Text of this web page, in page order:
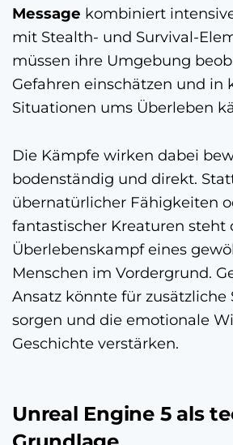
Message kombiniert
mit Stealth- und Survival-
müssen ihre Umgebung
Gefahren einschätzen und in
Situationen ums Überleben
Die Kämpfe wirken dabei
bodenständig und direkt.
übernatürlicher Fähigkeiten
fantastischer Kreaturen steht
Überlebenskampf eines
Menschen im Vordergrund.
Ansatz könnte für zusätzliche
sorgen und die emotionale
Geschichte verstärken.
Unreal Engine 5 als